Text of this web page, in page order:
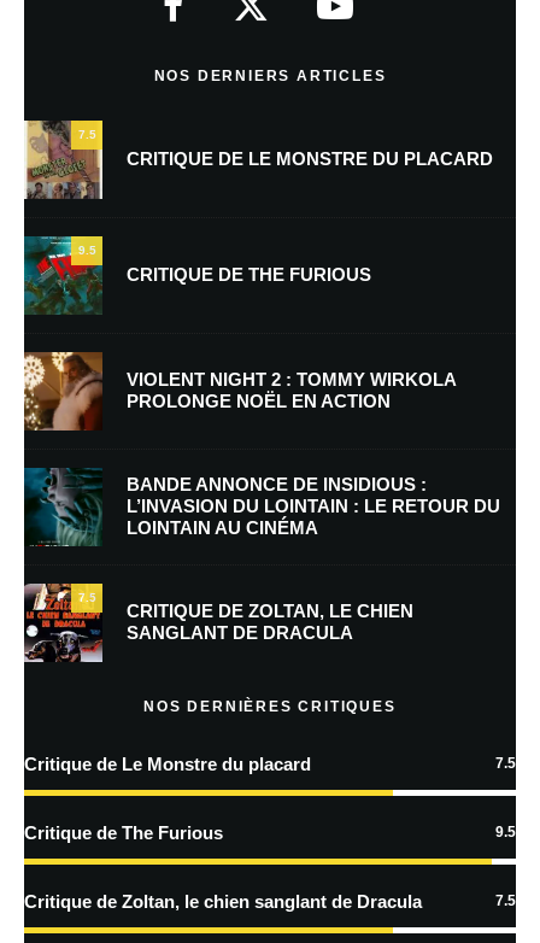
Nom*
E-mail *
Enregistrer mon nom, mon e-mail et mon site dans le navigateur pour
mon prochain commentaire.
Prévenez-moi de tous les nouveaux commentaires par e-mail.
Prévenez-moi de tous les nouveaux articles par e-mail.
En savoir
traitées
NOS DERNIERS ARTICLES
7.5
CRITIQUE DE LE MONSTRE DU PLACARD
9.5
CRITIQUE DE THE FURIOUS
VIOLENT NIGHT 2 : TOMMY WIRKOLA
PROLONGE NOËL EN ACTION
BANDE ANNONCE DE INSIDIOUS :
L’INVASION DU LOINTAIN : LE RETOUR DU
LOINTAIN AU CINÉMA
7.5
CRITIQUE DE ZOLTAN, LE CHIEN
SANGLANT DE DRACULA
NOS DERNIÈRES CRITIQUES
Critique de Le Monstre du placard 7.5
Critique de The Furious 9.5
Critique de Zoltan, le chien sanglant de Dracula 7.5